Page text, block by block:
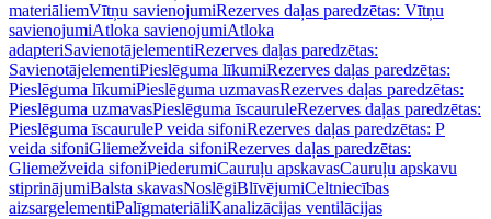
materiāliemVītņu savienojumiRezerves daļas paredzētas: Vītņu
savienojumiAtloka savienojumiAtloka
adapteriSavienotājelementiRezerves daļas paredzētas:
SavienotājelementiPieslēguma līkumiRezerves daļas paredzētas:
Pieslēguma līkumiPieslēguma uzmavasRezerves daļas paredzētas:
Pieslēguma uzmavasPieslēguma īscauruleRezerves daļas paredzētas:
Pieslēguma īscauruleP veida sifoniRezerves daļas paredzētas: P
veida sifoniGliemežveida sifoniRezerves daļas paredzētas:
Gliemežveida sifoniPiederumiCauruļu apskavasCauruļu apskavu
stiprinājumiBalsta skavasNoslēgiBlīvējumiCeltniecības
aizsargelementiPalīgmateriāliKanalizācijas ventilācijas